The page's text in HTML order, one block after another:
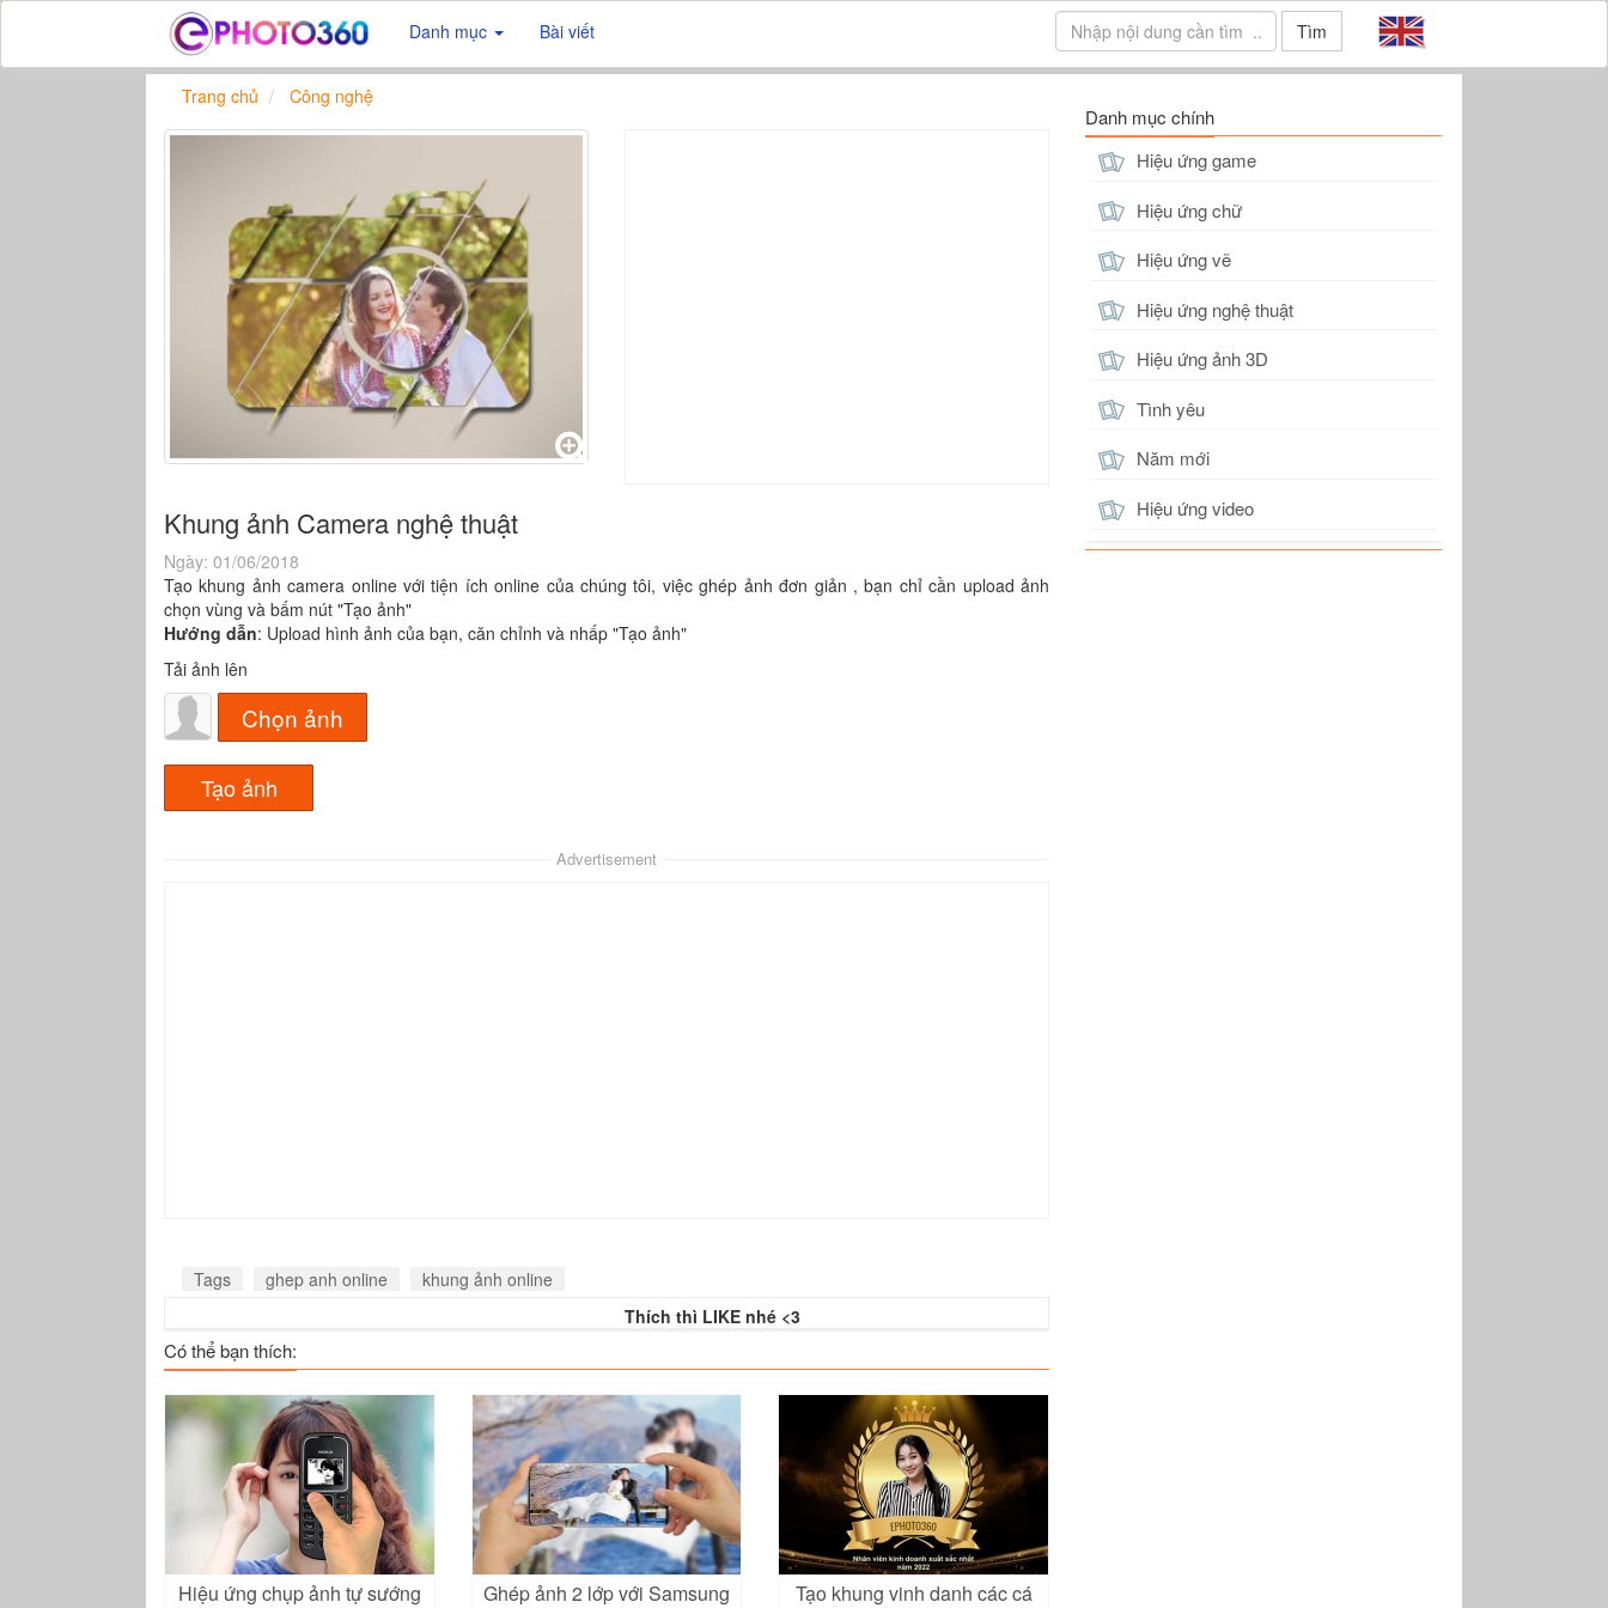
Danh mục Bài viết Tìm
Trang chủ Công nghệ
Khung ảnh Camera nghệ thuật
Ngày: 01/06/2018
Tạo khung ảnh camera online với tiện ích online của chúng tôi, việc ghép ảnh đơn giản , bạn chỉ cần upload ảnh
chọn vùng và bấm nút "Tạo ảnh"
Hướng dẫn: Upload hình ảnh của bạn, căn chỉnh và nhấp "Tạo ảnh"
Tải ảnh lên
Chọn ảnh
Advertisement
Tags ghep anh online
khung ảnh online
Thích thì LIKE nhé <3
Có thể bạn thích:
Hiệu ứng chụp ảnh tự sướng
Ghép ảnh 2 lớp với Samsung
Tạo khung vinh danh các cá
Danh mục chính
Hiệu ứng game
Hiệu ứng chữ
Hiệu ứng vẽ
Hiệu ứng nghệ thuật
Hiệu ứng ảnh 3D
Tình yêu
Năm mới
Hiệu ứng video